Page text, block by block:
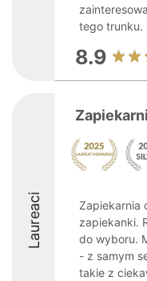
tego trunku.
8.9
Laureaci
Zapiekarnia
zapiekanki.
do wyboru.
- z samym
takie z